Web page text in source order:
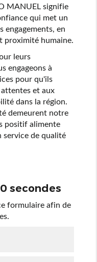
MANUEL signifie
qui met un
engagements, en
proximité humaine.
leurs
engageons à
pour qu'ils
et aux
dans la région.
demeurent notre
positif alimente
de qualité
secondes
formulaire afin de